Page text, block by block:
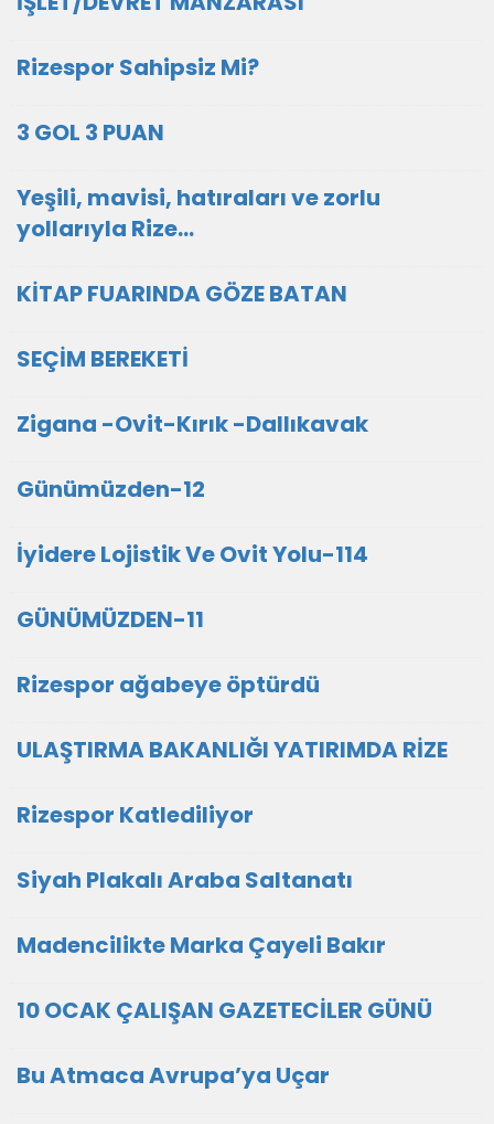
Rizespor Sahipsiz Mi?
3 GOL 3 PUAN
Yeşili, mavisi, hatıraları ve zorlu
yollarıyla Rize…
KİTAP FUARINDA GÖZE BATAN
SEÇİM BEREKETİ
Zigana -Ovit-Kırık -Dallıkavak
Günümüzden-12
İyidere Lojistik Ve Ovit Yolu-114
GÜNÜMÜZDEN-11
Rizespor ağabeye öptürdü
ULAŞTIRMA BAKANLIĞI YATIRIMDA RİZE
Rizespor Katlediliyor
Siyah Plakalı Araba Saltanatı
Madencilikte Marka Çayeli Bakır
10 OCAK ÇALIŞAN GAZETECİLER GÜNÜ
Bu Atmaca Avrupa’ya Uçar